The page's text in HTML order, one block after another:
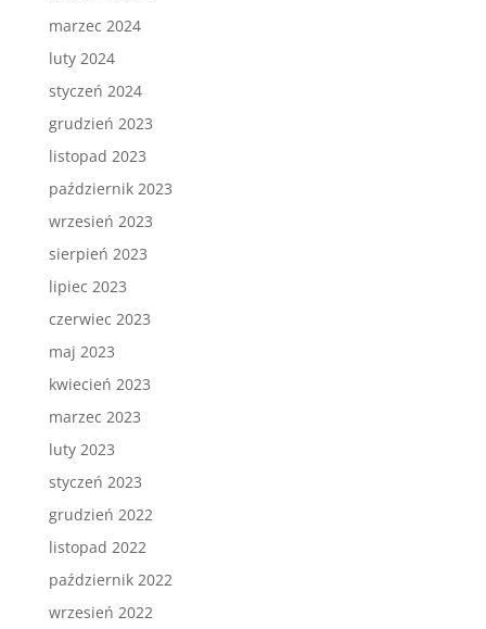
marzec 2024
luty 2024
styczeń 2024
grudzień 2023
listopad 2023
październik 2023
wrzesień 2023
sierpień 2023
lipiec 2023
czerwiec 2023
maj 2023
kwiecień 2023
marzec 2023
luty 2023
styczeń 2023
grudzień 2022
listopad 2022
październik 2022
wrzesień 2022